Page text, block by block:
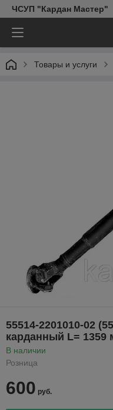
ЧСУП "Кардан Мастер"
Товары и услуги
55514-2201010-02
карданный L=
В наличии
Розница
600 руб.